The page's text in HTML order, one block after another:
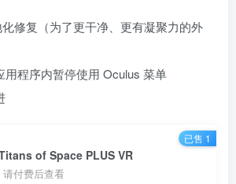
修复（为了更干净、更有凝聚力的外
用程序内暂停使用 Oculus 菜单
of Space PLUS VR
付费后查看
已售 1